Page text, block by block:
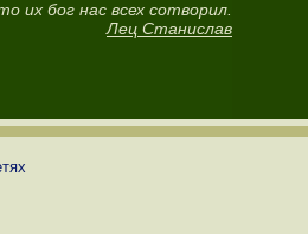
их бог нас всех сотворил.
Лец Станислав